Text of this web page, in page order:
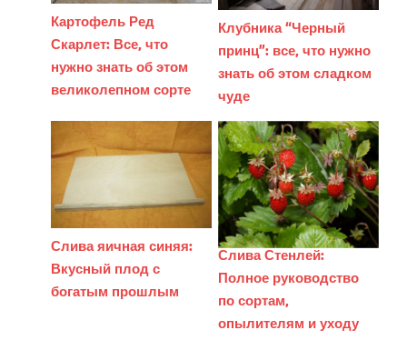
Картофель Ред
Скарлет: Все, что
нужно знать об этом
великолепном сорте
Клубника “Черный
принц”: все, что нужно
знать об этом сладком
чуде
Слива яичная синяя:
Вкусный плод с
богатым прошлым
Слива Стенлей:
Полное руководство
по сортам,
опылителям и уходу